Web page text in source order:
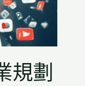
規劃